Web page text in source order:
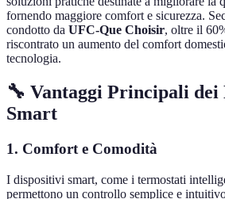
fornendo maggiore comfort e sicurezza.
condotto da UFC-Que Choisir, oltre il
riscontrato un aumento del comfort
tecnologia.
🔧 Vantaggi Principali dei
Smart
1. Comfort e Comodità
I dispositivi smart, come i termostati
permettono un controllo semplice e